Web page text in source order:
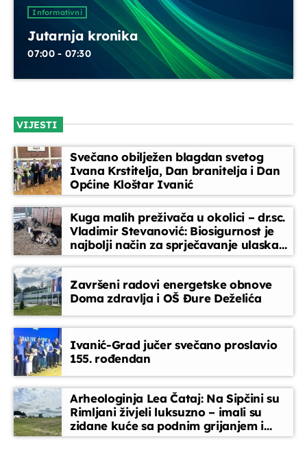
UPRAVO ETERU
Informativni
Jutarnja kronika
07:00 - 07:30
DANAS NA PROGRAMU
07:30 - 07:45
nedjeljom u 7,45 (15 min)
07:45 - 08:00
Glazbeni blok
08:00 - 08:30
Informativni
Jutarnja kronika
07:00 - 07:30
VIJESTI
Svečano obilježen blagdan svetog
Ivana Krstitelja, Dan branitelja i Dan
Općine Kloštar Ivanić
Kuga malih preživača u okolici – dr.sc.
Vladimir Stevanović: Biosigurnost je
najbolji način za sprječavanje ulaska
bolesti
Završeni radovi energetske obnove
Doma zdravlja i OŠ Đure Deželića
Ivanić-Grad jučer svečano proslavio
155. rođendan
Arheologinja Lea Čataj: Na Sipčini su
Rimljani živjeli luksuzno – imali su
zidane kuće sa podnim grijanjem i
oslikanim zidovima